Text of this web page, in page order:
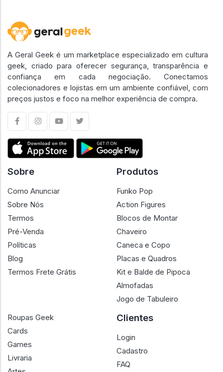
A Geral Geek é um marketplace especializado em cultura
geek, criado para oferecer segurança, transparência e
confiança em cada negociação. Conectamos
colecionadores e lojistas em um ambiente confiável, com
preços justos e foco na melhor experiência de compra.
Sobre
Como Anunciar
Sobre Nós
Termos
Pré-Venda
Políticas
Blog
Produtos
Funko Pop
Action Figures
Blocos de Montar
Chaveiro
Caneca e Copo
Placas e Quadros
Kit e Balde de Pipoca
Almofadas
Jogo de Tabuleiro
Roupas Geek
Cards
Games
Clientes
Login
Cadastro